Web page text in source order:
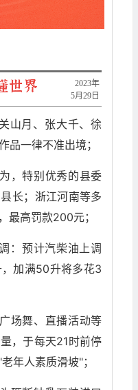
2023年
5月29日
山月、张大千、徐
品一律不准出境；
，特别优秀的县委
长；浙江河南等多
最高罚款200元；
：预计汽柴油上调
加满50升将多花3
场舞、直播活动等
，于每天21时前停
年人素质滑坡"；